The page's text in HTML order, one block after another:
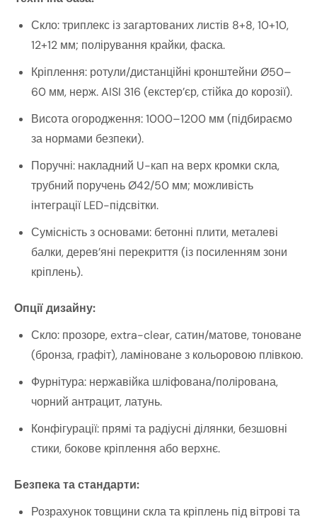
Скло: триплекс із загартованих листів 8+8, 10+10,
12+12 мм; полірування крайки, фаска.
Кріплення: ротули/дистанційні кронштейни Ø50–
60 мм, нерж. AISI 316 (екстер’єр, стійка до корозії).
Висота огородження: 1000–1200 мм (підбираємо
за нормами безпеки).
Поручні: накладний U-кап на верх кромки скла,
трубний поручень Ø42/50 мм; можливість
інтеграції LED-підсвітки.
Сумісність з основами: бетонні плити, металеві
балки, дерев’яні перекриття (із посиленням зони
кріплень).
Опції дизайну:
Скло: прозоре, extra-clear, сатин/матове, тоноване
(бронза, графіт), ламіноване з кольоровою плівкою.
Фурнітура: нержавійка шліфована/полірована,
чорний антрацит, латунь.
Конфігурації: прямі та радіусні ділянки, безшовні
стики, бокове кріплення або верхнє.
Безпека та стандарти:
Розрахунок товщини скла та кріплень під вітрові та